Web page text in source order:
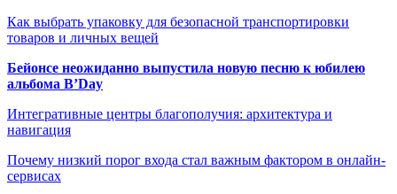
Как выбрать упаковку для безопасной транспортировки
товаров и личных вещей
Бейонсе неожиданно выпустила новую песню к юбилею
альбома B’Day
Интегративные центры благополучия: архитектура и
навигация
Почему низкий порог входа стал важным фактором в онлайн-
сервисах